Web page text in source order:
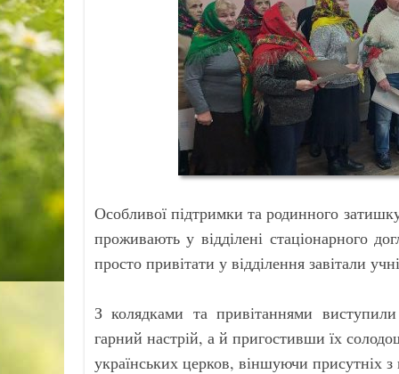
Особливої підтримки та родинного
проживають у відділені стаціонарного
просто привітати у відділення завітали
З колядками та привітаннями
гарний настрій, а й пригостивши їх
українських церков, віншуючи присутніх